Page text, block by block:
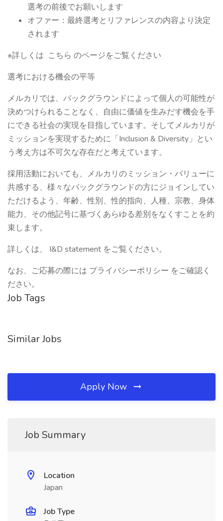
選考の前後でお願いします
オファー：最終選考とリファレンスの内容より決定
されます
※詳しくは こちら のページをご覧ください
選考における機会の平等
メルカリでは、バックグラウンドによって個人の可能性が
決めつけられることなく、自由に価値を生みだす機会を手
にできる社会の実現を目指しています。そしてメルカリが
ミッションを実現するために「Inclusion & Diversity」とい
う考え方は不可欠な存在だと考えています。
採用活動においても、メルカリのミッション・バリューに
共感する、様々なバックグラウンドの方にジョインしてい
ただけるよう、年齢、性別、性的指向、人種、宗教、身体
能力、その他記号に基づくあらゆる差別をなくすことを約
束します。
詳しくは、 I&D statement をご覧ください。
なお、ご応募の際には プライバシーポリシー をご確認く
ださい。
Job Tags
Similar Jobs
Apply Now
Job Summary
Location
Japan
Job Type